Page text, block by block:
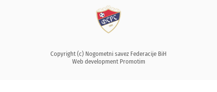
Copyright (c) Nogometni savez Federacije BiH
Web development Promotim